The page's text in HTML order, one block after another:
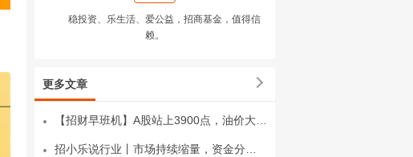
稳投资、乐生活、爱公益，招商基金，值得信
赖。
更多文章